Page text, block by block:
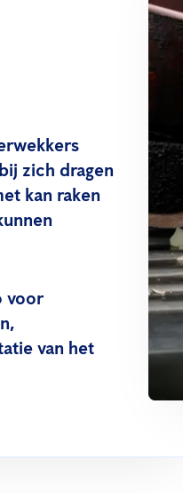
zich dragen
kan raken
voor
van het